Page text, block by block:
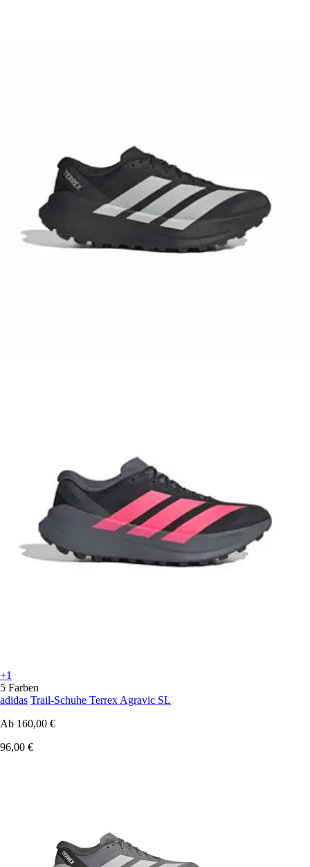
+1
5 Farben
adidas Trail-Schuhe Terrex Agravic SL
Ab 160,00 €
96,00 €